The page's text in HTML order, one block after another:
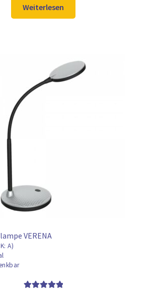
war:
129,98 €
ist:
97,99 €.
Weiterlesen
VERENA
A)